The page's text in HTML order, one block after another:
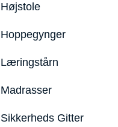
Højstole
Hoppegynger
Læringstårn
Madrasser
Sikkerheds Gitter